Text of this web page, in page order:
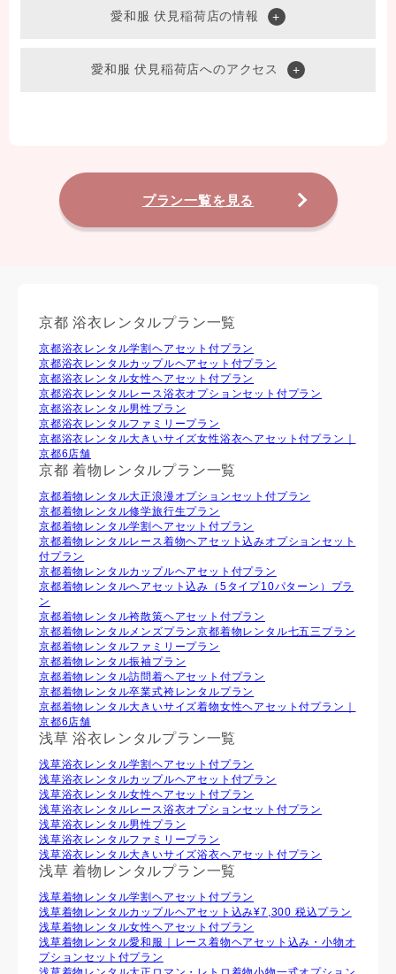
愛和服 伏見稲荷店の情報
愛和服 伏見稲荷店へのアクセス
プラン一覧を見る
京都 浴衣レンタルプラン一覧
京都浴衣レンタル学割ヘアセット付プラン
京都浴衣レンタルカップルヘアセット付プラン
京都浴衣レンタル⼥性ヘアセット付プラン
京都浴衣レンタルレース浴衣オプションセット付プラン
京都浴衣レンタル男性プラン
京都浴衣レンタルファミリープラン
京都浴衣レンタル大きいサイズ女性浴衣ヘアセット付プラン｜
京都6店舗
京都 着物レンタルプラン一覧
京都着物レンタル大正浪漫オプションセット付プラン
京都着物レンタル修学旅行生プラン
京都着物レンタル学割ヘアセット付プラン
京都着物レンタルレース着物ヘアセット込みオプションセット
付プラン
京都着物レンタルカップルヘアセット付プラン
京都着物レンタルヘアセット込み（5タイプ10パターン）プラ
ン
京都着物レンタル袴散策ヘアセット付プラン
京都着物レンタルメンズプラン京都着物レンタル七五三プラン
京都着物レンタルファミリープラン
京都着物レンタル振袖プラン
京都着物レンタル訪問着ヘアセット付プラン
京都着物レンタル卒業式袴レンタルプラン
京都着物レンタル大きいサイズ着物女性ヘアセット付プラン｜
京都6店舗
浅草 浴衣レンタルプラン一覧
浅草浴衣レンタル学割ヘアセット付プラン
浅草浴衣レンタルカップルヘアセット付プラン
浅草浴衣レンタル⼥性ヘアセット付プラン
浅草浴衣レンタルレース浴衣オプションセット付プラン
浅草浴衣レンタル男性プラン
浅草浴衣レンタルファミリープラン
浅草浴衣レンタル大きいサイズ浴衣ヘアセット付プラン
浅草 着物レンタルプラン一覧
浅草着物レンタル学割ヘアセット付プラン
浅草着物レンタルカップルヘアセット込み¥7,300 税込プラン
浅草着物レンタル⼥性ヘアセット付プラン
浅草着物レンタル愛和服｜レース着物ヘアセット込み・小物オ
プションセット付プラン